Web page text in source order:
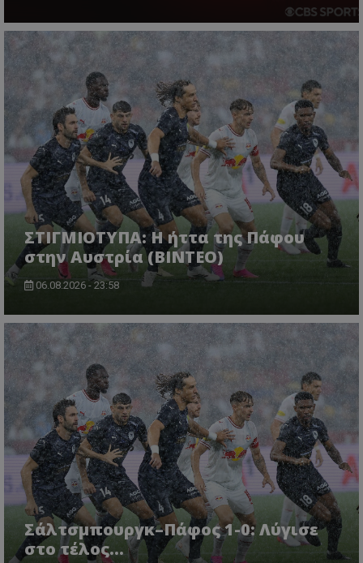
ΣΤΙΓΜΙΟΤΥΠΑ: Η ήττα της Πάφου
στην Αυστρία (ΒΙΝΤΕΟ)
06.08.2026 - 23:58
Σάλτσμπουργκ–Πάφος 1-0: Λύγισε
στο τέλος...